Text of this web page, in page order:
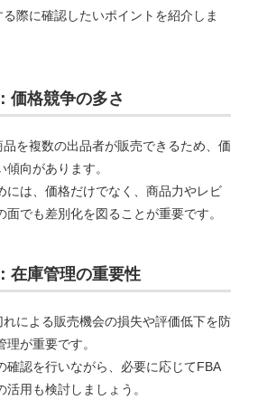
際に確認したいポイントを紹介しま
価格競争の多さ
を複数の出品者が販売できるため、価
向があります。
には、価格だけでなく、商品力やレビ
面でも差別化を図ることが重要です。
在庫管理の重要性
による販売機会の損失や評価低下を防
が重要です。
確認を行いながら、必要に応じてFBA
用も検討しましょう。